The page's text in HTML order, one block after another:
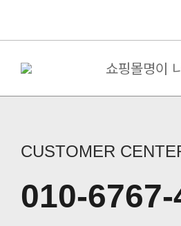
쇼핑몰명이
당뇨 환자용
인산죽염 전
사시사철
CUSTOMER
010-